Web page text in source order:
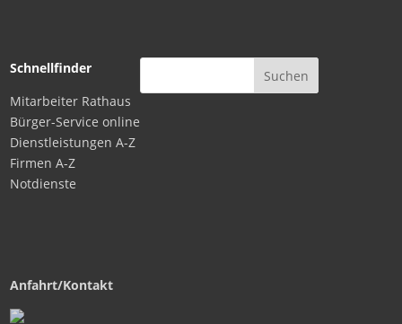
Schnellfinder
Mitarbeiter Rathaus
Bürger-Service online
Dienstleistungen A-Z
Firmen A-Z
Notdienste
Anfahrt/Kontakt